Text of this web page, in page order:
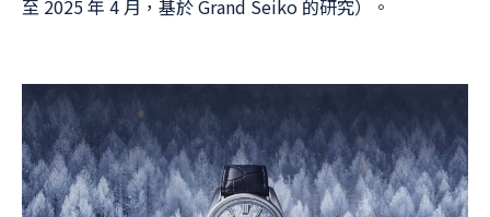
至 2025 年 4 月，基於 Grand Seiko 的研究）。